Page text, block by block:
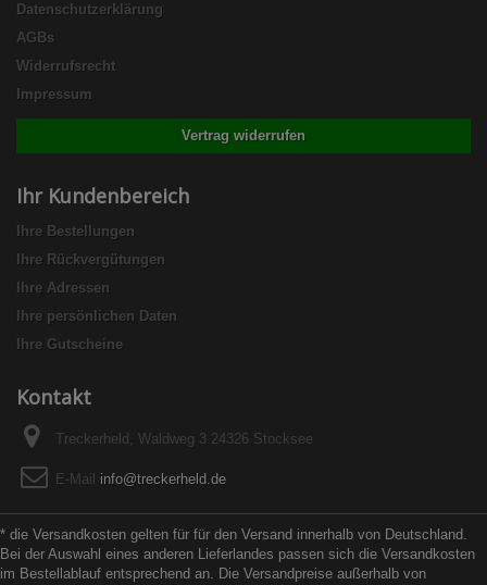
Datenschutzerklärung
AGBs
Widerrufsrecht
Impressum
Vertrag widerrufen
Ihr Kundenbereich
Ihre Bestellungen
Ihre Rückvergütungen
Ihre Adressen
Ihre persönlichen Daten
Ihre Gutscheine
Kontakt
Treckerheld, Waldweg 3 24326 Stocksee
E-Mail info@treckerheld.de
* die Versandkosten gelten für für den Versand innerhalb von Deutschland.
Bei der Auswahl eines anderen Lieferlandes passen sich die Versandkosten
im Bestellablauf entsprechend an. Die Versandpreise außerhalb von